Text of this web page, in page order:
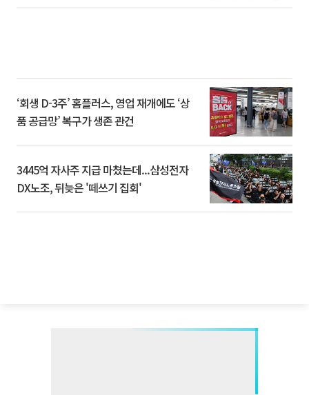
‘회생 D-3주’ 홈플러스, 영업 재개에도 ‘상
품 공급망’ 복구가 생존 관건
3445억 자사주 지급 마쳤는데...삼성전자
DX노조, 뒤늦은 '떼쓰기 집회'